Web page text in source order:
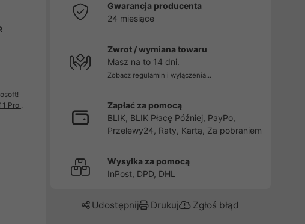
Pro .
Gwarancja producenta
24 miesiące
Zwrot / wymiana towaru
Masz na to 14 dni.
Zobacz regulamin i wyłączenia...
Zapłać za pomocą
BLIK, BLIK Płacę Później, PayPo,
Przelewy24, Raty, Kartą, Za pobraniem
Wysyłka za pomocą
InPost, DPD, DHL
Udostępnij Drukuj Zgłoś błąd